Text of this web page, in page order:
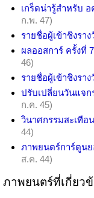
เกร็ดน่ารู้สำหรับ
ก.พ. 47)
รายชื่อผู้เข้าชิงรา
ผลออสการ์ ครั้งที่
46)
รายชื่อผู้เข้าชิงรา
ปรับเปลี่ยนวันแจก
ก.ค. 45)
วินาศกรรมสะเทือ
44)
ภาพยนตร์การ์ตูนย
ส.ค. 44)
ภาพยนตร์ที่เกี่ยวข้